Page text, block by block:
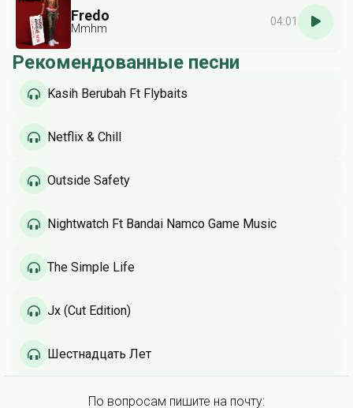
Fredo
Mmhm
04:01
Рекомендованные песни
Kasih Berubah Ft Flybaits
Netflix & Chill
Outside Safety
Nightwatch Ft Bandai Namco Game Music
The Simple Life
Jx (Cut Edition)
Шестнадцать Лет
По вопросам пишите на почту: